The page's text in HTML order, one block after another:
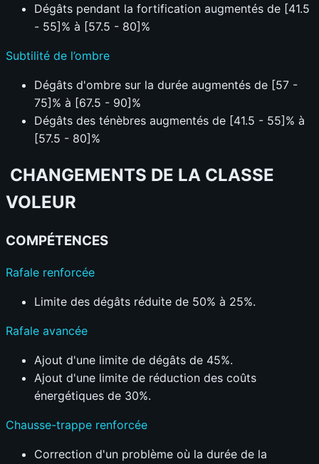
Dégâts pendant la fortification augmentés de [41.5
- 55]% à [57.5 - 80]%
Subtilité de l’ombre
Dégâts d'ombre sur la durée augmentés de [57 -
75]% à [67.5 - 90]%
Dégâts des ténèbres augmentés de [41.5 - 55]% à
[57.5 - 80]%
CHANGEMENTS DE LA CLASSE
VOLEUR
COMPÉTENCES
Rafale renforcée
Limite des dégâts réduite de 50% à 25%.
Rafale avancée
Ajout d'une limite de dégâts de 45%.
Ajout d'une limite de réduction des coûts
énergétiques de 30%.
Chausse-trappe renforcée
Correction d'un problème où la durée de la